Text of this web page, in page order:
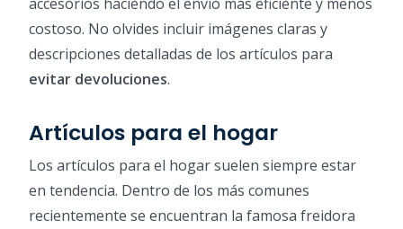
costoso. No olvides incluir imágenes claras y
descripciones detalladas de los artículos para
evitar devoluciones.
Artículos para el hogar
Los artículos para el hogar suelen siempre estar
en tendencia. Dentro de los más comunes
recientemente se encuentran la famosa freidora